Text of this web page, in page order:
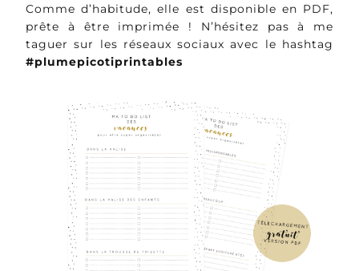
Comme d’habitude, elle est disponible en PDF,
prête à être imprimée ! N’hésitez pas à me
taguer sur les réseaux sociaux avec le hashtag
#plumepicotiprintables